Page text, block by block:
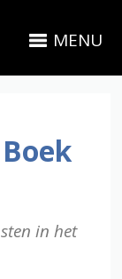
MENU
in het